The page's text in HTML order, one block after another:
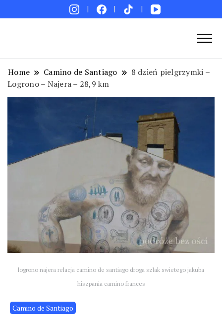
Blog podróżniczy. Najpiękniejsze miejsca w Polsce i
na świecie. Ciekawe miejsca. Pomysły na weekend i
wakacje. Porady. Relacje z podróży.
Home Camino de Santiago
8 dzień pielgrzymki –
Logrono – Najera – 28,9 km
logrono najera relacja camino de santiago droga szlak swietego jakuba
hiszpania camino frances
Camino de Santiago